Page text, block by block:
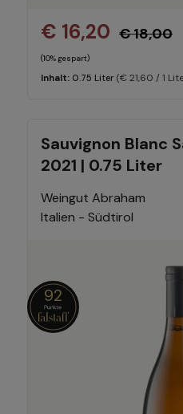
€ 16,20 € 18,00
(10% gespart)
Inhalt: 0.75 Liter (€ 21,60 / 1
Sauvignon Blanc
2021 | 0.75 Liter
Weingut Abraham
Italien - Südtirol
92